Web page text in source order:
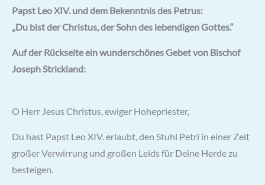
Papst Leo XIV. und dem Bekenntnis des Petrus:
„Du bist der Christus, der Sohn des lebendigen Gottes.“
Auf der Rückseite ein wunderschönes Gebet von Bischof
Joseph Strickland:
O Herr Jesus Christus, ewiger Hohepriester,
Du hast Papst Leo XIV. erlaubt, den Stuhl Petri in einer Zeit
großer Verwirrung und großen Leids für Deine Herde zu
besteigen.